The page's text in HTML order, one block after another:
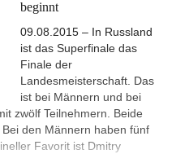
beginnt
09.08.2015 – In Russland
ist das Superfinale das
Finale der
Landesmeisterschaft. Das
ist bei Männern und bei
zwölf Teilnehmern. Beide
den Männern haben fünf
Favorit ist Dmitry